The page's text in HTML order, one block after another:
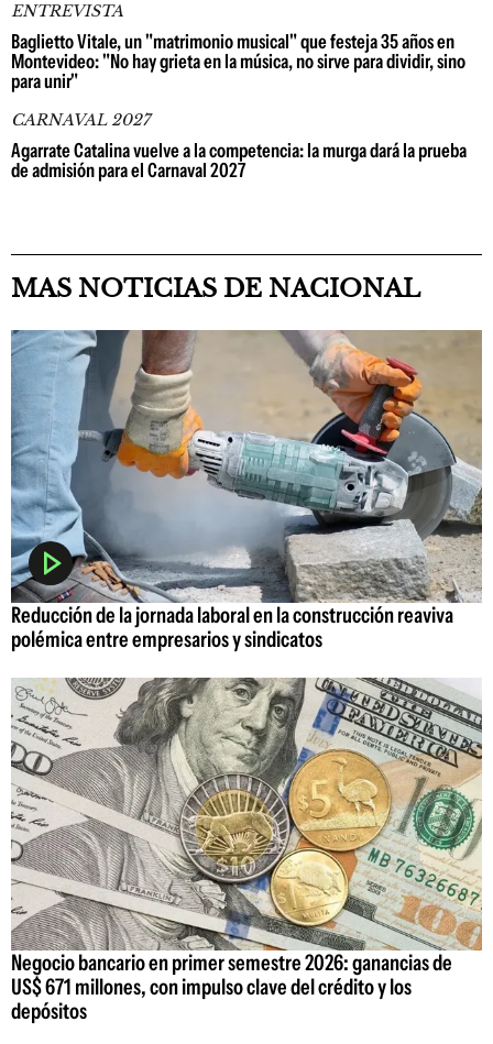
ENTREVISTA
Baglietto Vitale, un "matrimonio musical" que festeja 35 años en
Montevideo: "No hay grieta en la música, no sirve para dividir, sino
para unir"
CARNAVAL 2027
Agarrate Catalina vuelve a la competencia: la murga dará la prueba
de admisión para el Carnaval 2027
MAS NOTICIAS DE NACIONAL
Reducción de la jornada laboral en la construcción reaviva
polémica entre empresarios y sindicatos
Negocio bancario en primer semestre 2026: ganancias de
US$ 671 millones, con impulso clave del crédito y los
depósitos